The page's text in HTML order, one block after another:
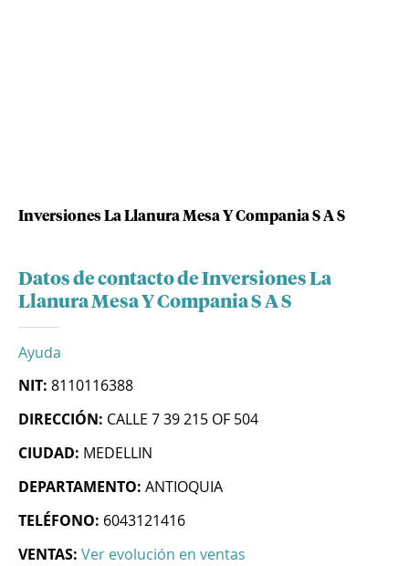
Inversiones La Llanura Mesa Y Compania S A S
Datos de contacto de Inversiones La
Llanura Mesa Y Compania S A S
Ayuda
NIT: 8110116388
DIRECCIÓN: CALLE 7 39 215 OF 504
CIUDAD: MEDELLIN
DEPARTAMENTO: ANTIOQUIA
TELÉFONO: 6043121416
VENTAS: Ver evolución en ventas